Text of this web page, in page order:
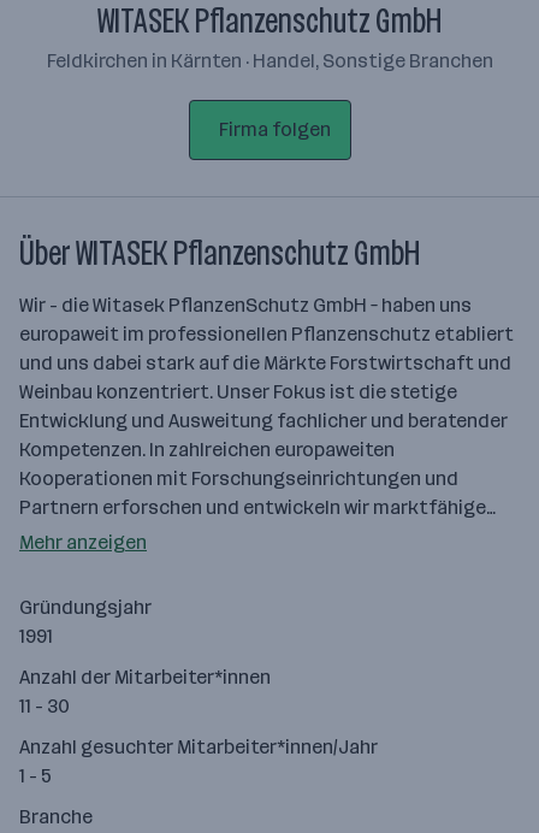
WITASEK Pflanzenschutz GmbH
Feldkirchen in Kärnten · Handel, Sonstige Branchen
Firma folgen
Über WITASEK Pflanzenschutz GmbH
Wir - die Witasek PflanzenSchutz GmbH – haben uns
europaweit im professionellen Pflanzenschutz etabliert
und uns dabei stark auf die Märkte Forstwirtschaft und
Weinbau konzentriert. Unser Fokus ist die stetige
Entwicklung und Ausweitung fachlicher und beratender
Kompetenzen. In zahlreichen europaweiten
Kooperationen mit Forschungseinrichtungen und
Partnern erforschen und entwickeln wir marktfähige…
Mehr anzeigen
Gründungsjahr
1991
Anzahl der Mitarbeiter*innen
11 - 30
Anzahl gesuchter Mitarbeiter*innen/Jahr
1 - 5
Branche